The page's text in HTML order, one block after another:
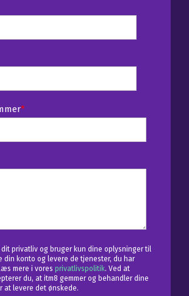
*
privatliv og bruger kun dine oplysninger til
din konto og levere de tjenester, du har
mere i vores privatlivspolitik. Ved at
du, at itm8 gemmer og behandler dine
at levere det ønskede.